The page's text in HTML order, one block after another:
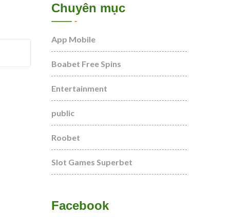
Chuyên mục
App Mobile
Boabet Free Spins
Entertainment
public
Roobet
Slot Games Superbet
Facebook